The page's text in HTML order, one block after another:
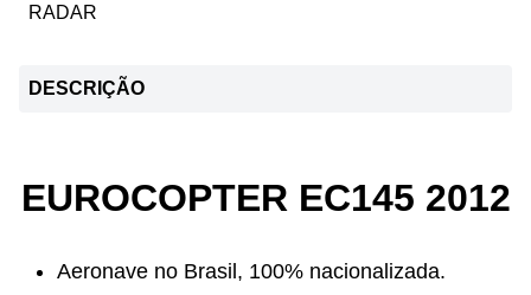
RADAR
DESCRIÇÃO
EUROCOPTER EC145 2012
Aeronave no Brasil, 100% nacionalizada.